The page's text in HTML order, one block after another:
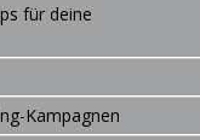
für deine
Kampagnen